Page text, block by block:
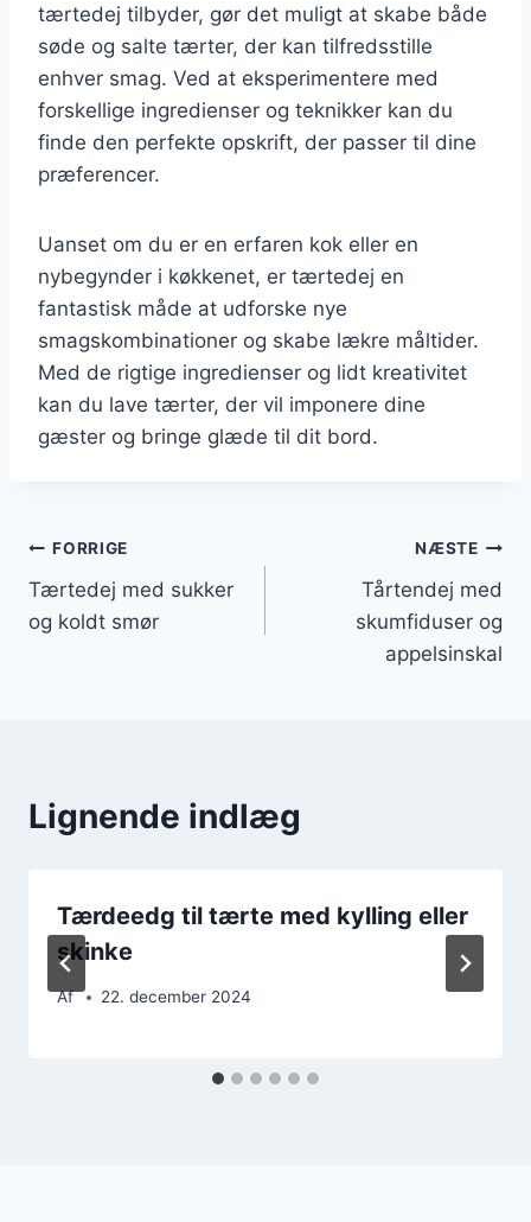
tærtedej tilbyder, gør det muligt at skabe både
søde og salte tærter, der kan tilfredsstille
enhver smag. Ved at eksperimentere med
forskellige ingredienser og teknikker kan du
finde den perfekte opskrift, der passer til dine
præferencer.
Uanset om du er en erfaren kok eller en
nybegynder i køkkenet, er tærtedej en
fantastisk måde at udforske nye
smagskombinationer og skabe lækre måltider.
Med de rigtige ingredienser og lidt kreativitet
kan du lave tærter, der vil imponere dine
gæster og bringe glæde til dit bord.
Indlægsnavigation
FORRIGE
Tærtedej med sukker
og koldt smør
NÆSTE
Tårtendej med
skumfiduser og
appelsinskal
Lignende indlæg
Tærdeedg til tærte med kylling eller
skinke
Af 22. december 2024